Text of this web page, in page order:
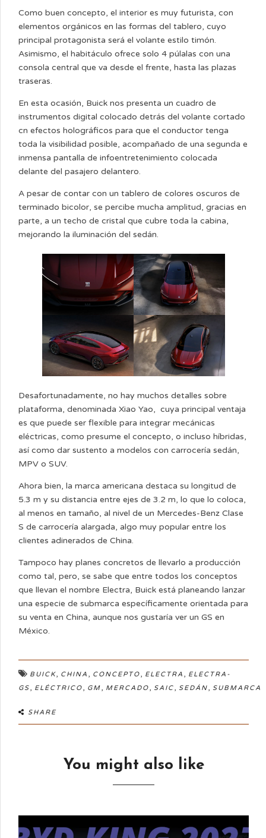
Como buen concepto, el interior es muy futurista, con
elementos orgánicos en las formas del tablero, cuyo
principal protagonista será el volante estilo timón.
Asimismo, el habitáculo ofrece solo 4 púlalas con una
consola central que va desde el frente, hasta las plazas
traseras.
En esta ocasión, Buick nos presenta un cuadro de
instrumentos digital colocado detrás del volante cortado
cn efectos holográficos para que el conductor tenga
toda la visibilidad posible, acompañado de una segunda e
inmensa pantalla de infoentretenimiento colocada
delante del pasajero delantero.
A pesar de contar con un tablero de colores oscuros de
terminado bicolor, se percibe mucha amplitud, gracias en
parte, a un techo de cristal que cubre toda la cabina,
mejorando la iluminación del sedán.
Desafortunadamente, no hay muchos detalles sobre
plataforma, denominada Xiao Yao, cuya principal ventaja
es que puede ser flexible para integrar mecánicas
eléctricas, como presume el concepto, o incluso híbridas,
así como dar sustento a modelos con carrocería sedán,
MPV o SUV.
Ahora bien, la marca americana destaca su longitud de
5.3 m y su distancia entre ejes de 3.2 m, lo que lo coloca,
al menos en tamaño, al nivel de un Mercedes-Benz Clase
S de carrocería alargada, algo muy popular entre los
clientes adinerados de China.
Tampoco hay planes concretos de llevarlo a producción
como tal, pero, se sabe que entre todos los conceptos
que llevan el nombre Electra, Buick está planeando lanzar
una especie de submarca específicamente orientada para
su venta en China, aunque nos gustaría ver un GS en
México.
BUICK, CHINA , CONCEPTO, ELECTRA , ELECTRA-
GS, ELÉCTRICO, GM, MERCADO, SAIC, SEDÁN, SUBMARCA
SHARE
You might also like